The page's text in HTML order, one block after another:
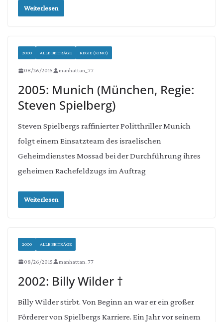
Weiterlesen
2000 ALLE BEITRÄGE REGIE (KINO)
08/26/2015 manhattan_77
2005: Munich (München, Regie:
Steven Spielberg)
Steven Spielbergs raffinierter Politthriller Munich
folgt einem Einsatzteam des israelischen
Geheimdienstes Mossad bei der Durchführung ihres
geheimen Rachefeldzugs im Auftrag
Weiterlesen
2000 ALLE BEITRÄGE
08/26/2015 manhattan_77
2002: Billy Wilder †
Billy Wilder stirbt. Von Beginn an war er ein großer
Förderer von Spielbergs Karriere. Ein Jahr vor seinem